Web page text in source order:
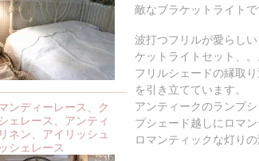
ンディーレース、ク
ェレース、アンティ
ネン、アイリッシュ
シェレース
敵なブラケットライトで
波打つフリルが愛らし
ケットライトセット、。
フリルシェードの縁取
を引き立てています。
アンティークのランプ
プシェード越しにロマ
ロマンティックな灯り